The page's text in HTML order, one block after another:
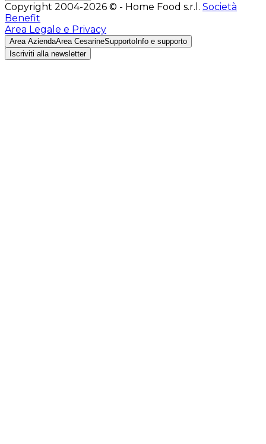
Copyright 2004-2026 © - Home Food s.r.l. Società
Benefit
Area Legale e Privacy
Area AziendaArea CesarineSupporto Info e supporto
Iscriviti alla newsletter